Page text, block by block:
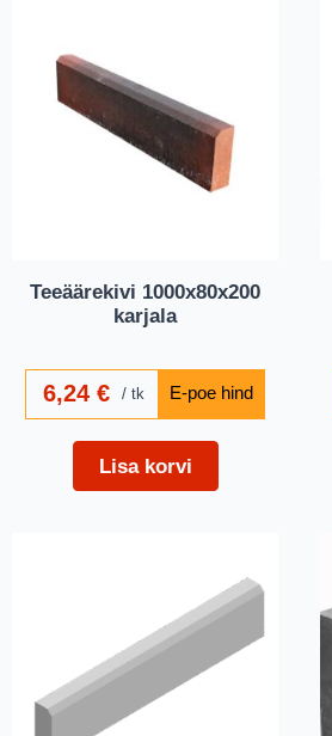
Teeäärekivi 1000x80x200
karjala
6,24 € tk
Lisa korvi